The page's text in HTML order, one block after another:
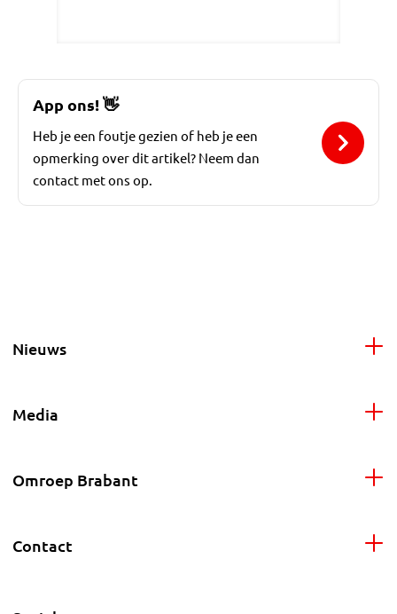
App ons!👋
Heb je een foutje gezien of heb je een
opmerking over dit artikel? Neem dan
contact met ons op.
Nieuws
Media
Omroep Brabant
Contact